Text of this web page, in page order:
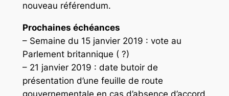
nouveau référendum.
Prochaines échéances
– Semaine du 15 janvier 2019 : vote au
Parlement britannique ( ?)
– 21 janvier 2019 : date butoir de
présentation d’une feuille de route